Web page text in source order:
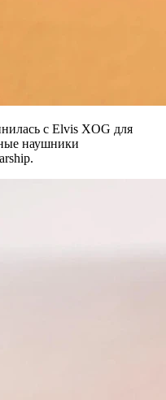
с Elvis XOG для
наушники